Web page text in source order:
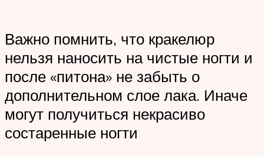
Важно помнить, что кракелюр
нельзя наносить на чистые ногти и
после «питона» не забыть о
дополнительном слое лака. Иначе
могут получиться некрасиво
состаренные ногти